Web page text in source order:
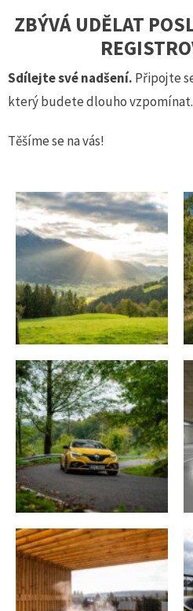
ZBÝVÁ UDĚLAT
Sdílejte své nadšení. Připojte
který budete dlouho vzpomínat.
Těšíme se na vás!